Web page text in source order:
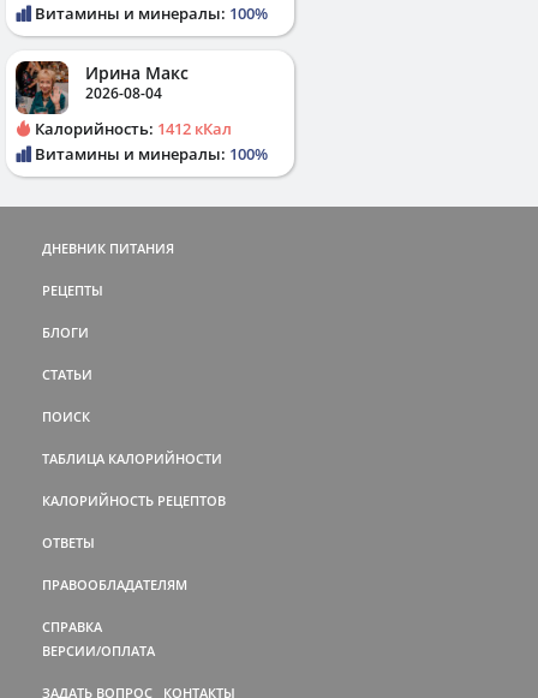
Витамины и минералы: 100%
Ирина Макс
2026-08-04
Калорийность: 1412 кКал
Витамины и минералы: 100%
ДНЕВНИК ПИТАНИЯ
РЕЦЕПТЫ
БЛОГИ
СТАТЬИ
ПОИСК
ТАБЛИЦА КАЛОРИЙНОСТИ
КАЛОРИЙНОСТЬ РЕЦЕПТОВ
ОТВЕТЫ
ПРАВООБЛАДАТЕЛЯМ
СПРАВКА
ВЕРСИИ/ОПЛАТА
ЗАДАТЬ ВОПРОС КОНТАКТЫ